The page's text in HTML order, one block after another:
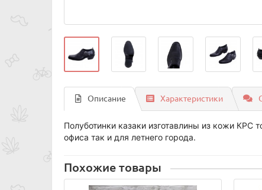
Описание Характеристики
Полуботинки казаки изготавлины из кожи КРС
офиса так и для летнего города.
Похожие товары